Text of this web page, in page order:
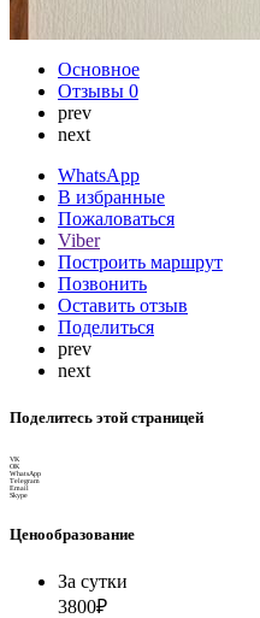
Основное
Отзывы 0
prev
next
WhatsApp
В избранные
Пожаловаться
Viber
Построить маршрут
Позвонить
Оставить отзыв
Поделиться
prev
next
Поделитесь этой страницей
VK
OK
WhatsApp
Telegram
Email
Skype
Ценообразование
За сутки
3800₽